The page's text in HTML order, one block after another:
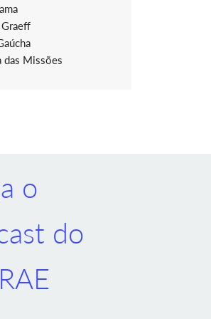
das Missões
o
do